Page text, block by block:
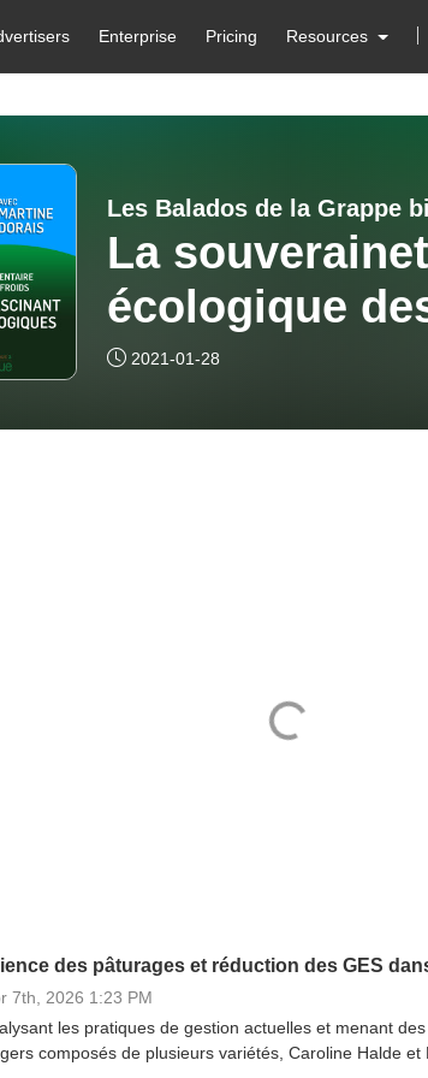
Enterprise Pricing Resources
La
écologique
Le rendement
2021-01-28
7th, 2026 1:23 PM
les pratiques de gestion actuelles et menant
composés de plusieurs variétés, Caroline Halde